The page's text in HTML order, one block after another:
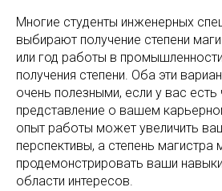
Многие студенты инженерных
выбирают получение степени
или год работы в
получения степени. Оба эти
очень полезными, если у вас есть
представление о вашем
опыт работы может увеличить
перспективы, а степень магистра
продемонстрировать ваши
области интересов.